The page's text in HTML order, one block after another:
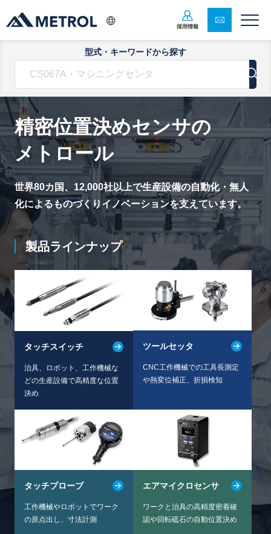
採用情報
型式・キーワードから探す
精密位置決めセンサの
メトロール
世界80カ国、12,000社以上で生産設備の自動化・無人
化によるものづくりイノベーションを支えています。
製品ラインナップ
タッチスイッチ
治具、ロボット、工作機械な
どの生産設備で高精度な位置
決め
ツールセッタ
CNC工作機械での工具長測定
や熱変位補正、折損検知
タッチプローブ
工作機械やロボットでワーク
の原点出し、寸法計測
エアマイクロセンサ
ワークと治具の高精度密着確
認や回転砥石の自動位置決め